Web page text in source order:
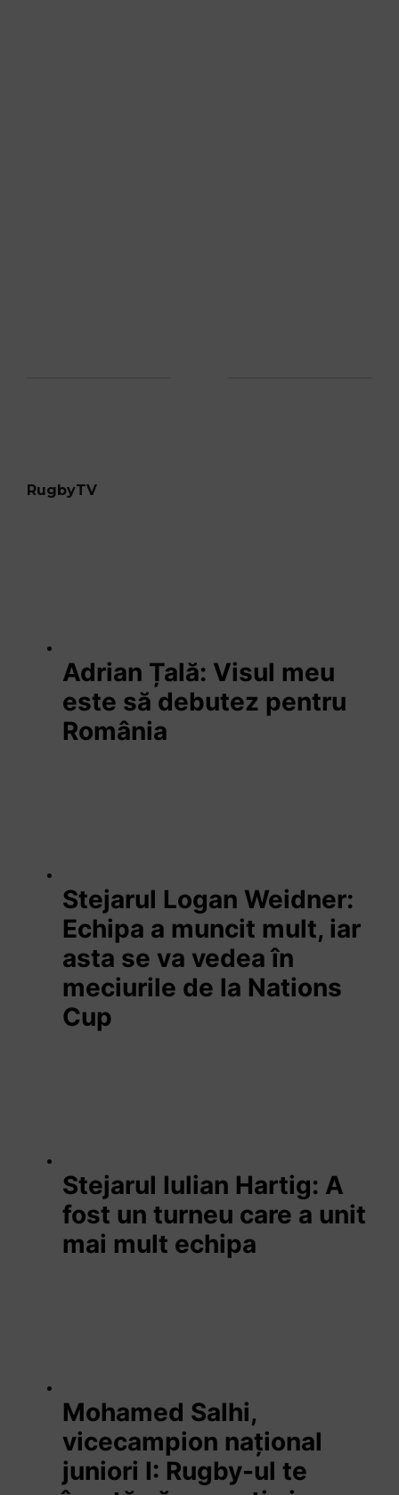
RugbyTV
Adrian Țală: Visul meu
este să debutez pentru
România
Stejarul Logan Weidner:
Echipa a muncit mult, iar
asta se va vedea în
meciurile de la Nations
Cup
Stejarul Iulian Hartig: A
fost un turneu care a unit
mai mult echipa
Mohamed Salhi,
vicecampion național
juniori I: Rugby-ul te